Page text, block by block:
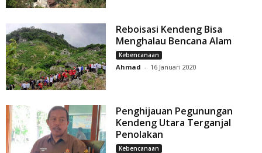
Reboisasi Kendeng Bisa
Menghalau Bencana Alam
Kebencanaan
Ahmad - 16 Januari 2020
Penghijauan Pegunungan
Kendeng Utara Terganjal
Penolakan
Kebencanaan